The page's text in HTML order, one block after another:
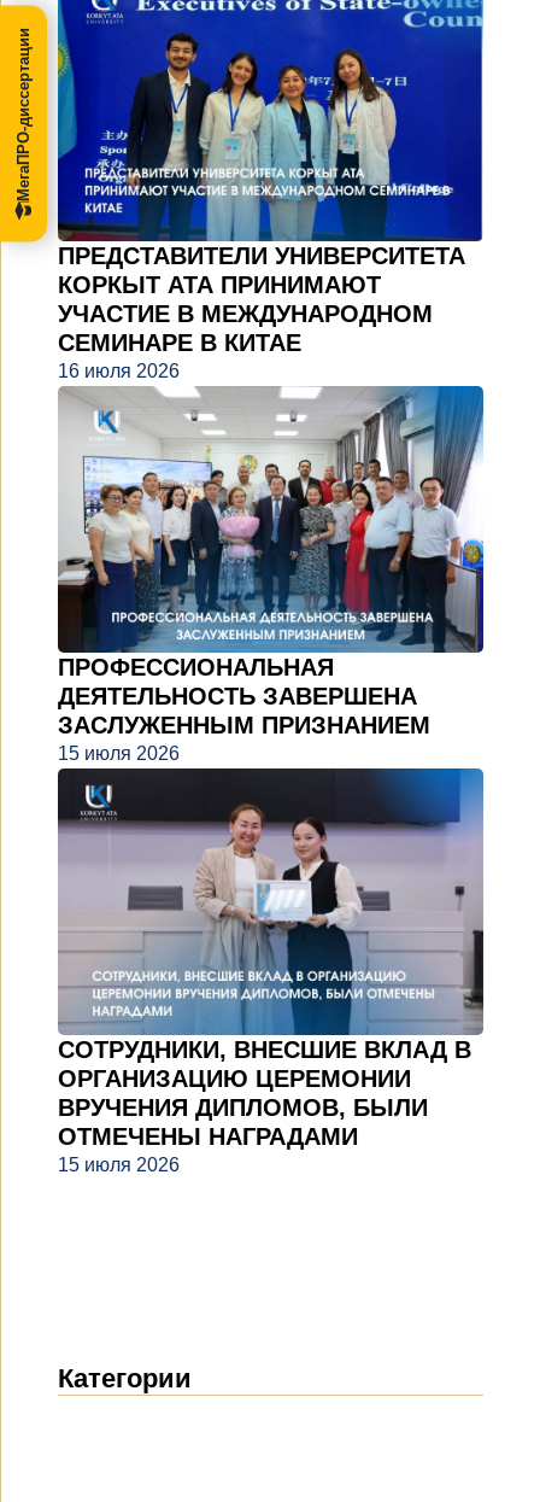
ПРЕДСТАВИТЕЛИ УНИВЕРСИТЕТА
КОРКЫТ АТА ПРИНИМАЮТ
УЧАСТИЕ В МЕЖДУНАРОДНОМ
СЕМИНАРЕ В КИТАЕ
16 июля 2026
ПРОФЕССИОНАЛЬНАЯ
ДЕЯТЕЛЬНОСТЬ ЗАВЕРШЕНА
ЗАСЛУЖЕННЫМ ПРИЗНАНИЕМ
15 июля 2026
СОТРУДНИКИ, ВНЕСШИЕ ВКЛАД В
ОРГАНИЗАЦИЮ ЦЕРЕМОНИИ
ВРУЧЕНИЯ ДИПЛОМОВ, БЫЛИ
ОТМЕЧЕНЫ НАГРАДАМИ
15 июля 2026
Категории
МегаПРО-диссертации